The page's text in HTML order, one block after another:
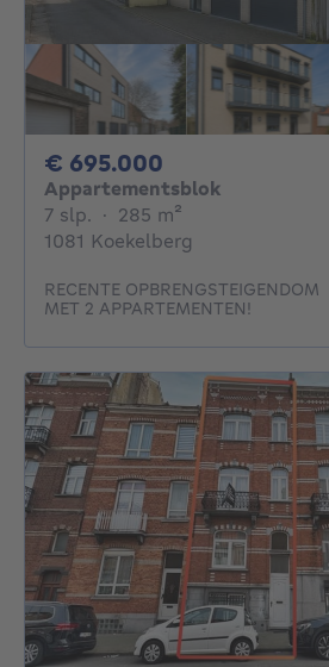
€ 695.000
Appartementsblok
7 slp. 7 slaapkamers
· 285 m²
1081 Koekelberg
RECENTE OPBRENGSTEIGENDOM
MET 2 APPARTEMENTEN!